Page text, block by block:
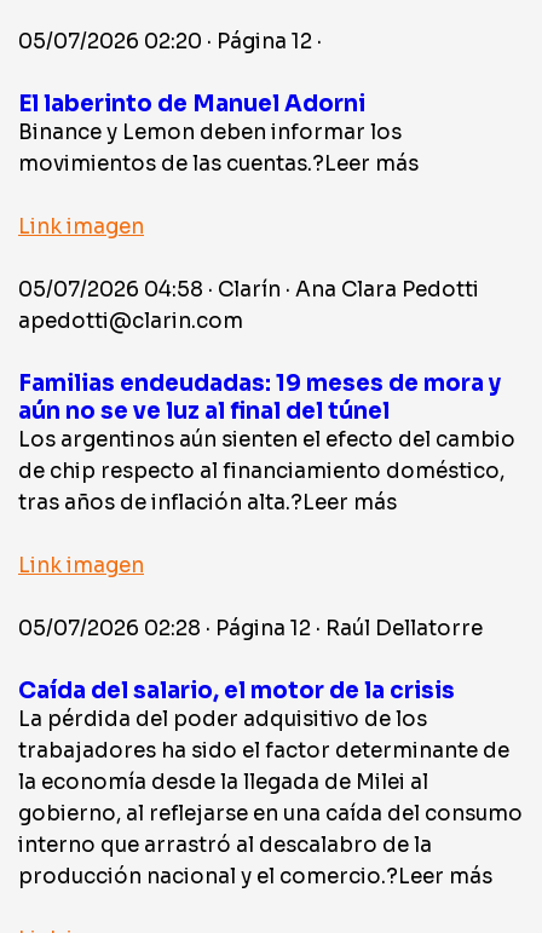
05/07/2026 02:20 · Página 12 ·
El laberinto de Manuel Adorni
Binance y Lemon deben informar los
movimientos de las cuentas.?Leer más
Link imagen
05/07/2026 04:58 · Clarín · Ana Clara Pedotti
apedotti@clarin.com
Familias endeudadas: 19 meses de mora y
aún no se ve luz al final del túnel
Los argentinos aún sienten el efecto del cambio
de chip respecto al financiamiento doméstico,
tras años de inflación alta.?Leer más
Link imagen
05/07/2026 02:28 · Página 12 · Raúl Dellatorre
Caída del salario, el motor de la crisis
La pérdida del poder adquisitivo de los
trabajadores ha sido el factor determinante de
la economía desde la llegada de Milei al
gobierno, al reflejarse en una caída del consumo
interno que arrastró al descalabro de la
producción nacional y el comercio.?Leer más